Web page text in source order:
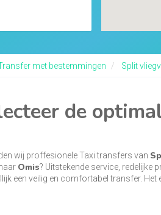
met bestemmingen Split
de
wij proffesionele Taxi transfers van
Omis? Uitstekende service, redelijke
een veilig en comfortabel transfer.